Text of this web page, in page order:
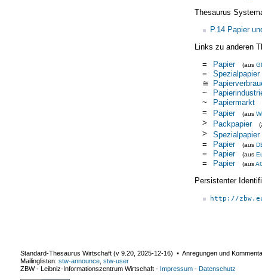
Thesaurus
P.14 Papier
Links zu anderen
=
Papier (aus
= Spezialpapier
≅
~
~ Papiermarkt
= Papier (aus
> Packpapier
> Spezialpapier
= Papier (aus
= Papier (aus
= Papier (aus
Persistenter
http://
Standard-Thesaurus Wirtschaft (v 9.20 2025-12-16) ▪ Anregungen und
Mailinglisten: stw-announce stw-user
ZBW - Leibniz-Informationszentrum Wirtschaft - Impressum - Datenschutz